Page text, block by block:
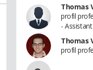
Thomas
profil
-
Thomas
profil